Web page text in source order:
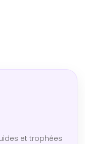
et trophées